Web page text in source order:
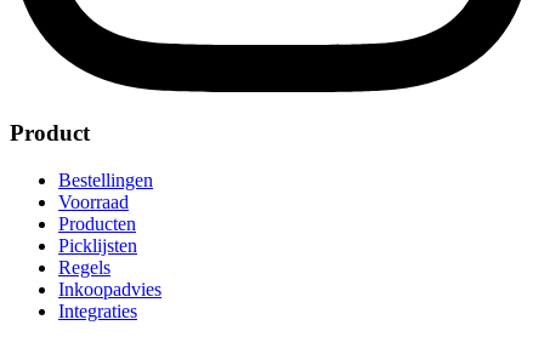
Product
Bestellingen
Voorraad
Producten
Picklijsten
Regels
Inkoopadvies
Integraties